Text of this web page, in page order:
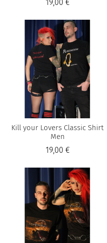
19,00 €
Kill your Lovers Classic Shirt
Men
19,00 €